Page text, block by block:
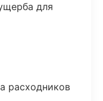
для
расходников